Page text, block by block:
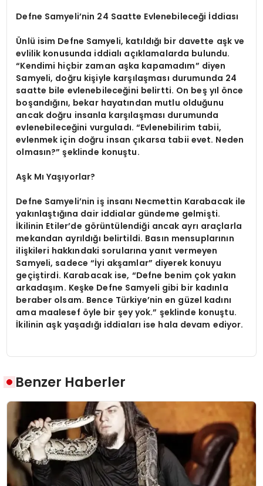
Defne Samyeli’nin 24 Saatte Evlenebileceği İddiası
Ünlü isim Defne Samyeli, katıldığı bir davette aşk ve
evlilik konusunda iddialı açıklamalarda bulundu.
“Kendimi hiçbir zaman aşka kapamadım” diyen
Samyeli, doğru kişiyle karşılaşması durumunda 24
saatte bile evlenebileceğini belirtti. On beş yıl önce
boşandığını, bekar hayatından mutlu olduğunu
ancak doğru insanla karşılaşması durumunda
evlenebileceğini vurguladı. “Evlenebilirim tabii,
evlenmek için doğru insan çıkarsa tabii evet. Neden
olmasın?” şeklinde konuştu.
Aşk Mı Yaşıyorlar?
Defne Samyeli’nin iş insanı Necmettin Karabacak ile
yakınlaştığına dair iddialar gündeme gelmişti.
İkilinin Etiler’de görüntülendiği ancak ayrı araçlarla
mekandan ayrıldığı belirtildi. Basın mensuplarının
ilişkileri hakkındaki sorularına yanıt vermeyen
Samyeli, sadece “İyi akşamlar” diyerek konuyu
geçiştirdi. Karabacak ise, “Defne benim çok yakın
arkadaşım. Keşke Defne Samyeli gibi bir kadınla
beraber olsam. Bence Türkiye’nin en güzel kadını
ama maalesef öyle bir şey yok.” şeklinde konuştu.
İkilinin aşk yaşadığı iddiaları ise hala devam ediyor.
Benzer Haberler